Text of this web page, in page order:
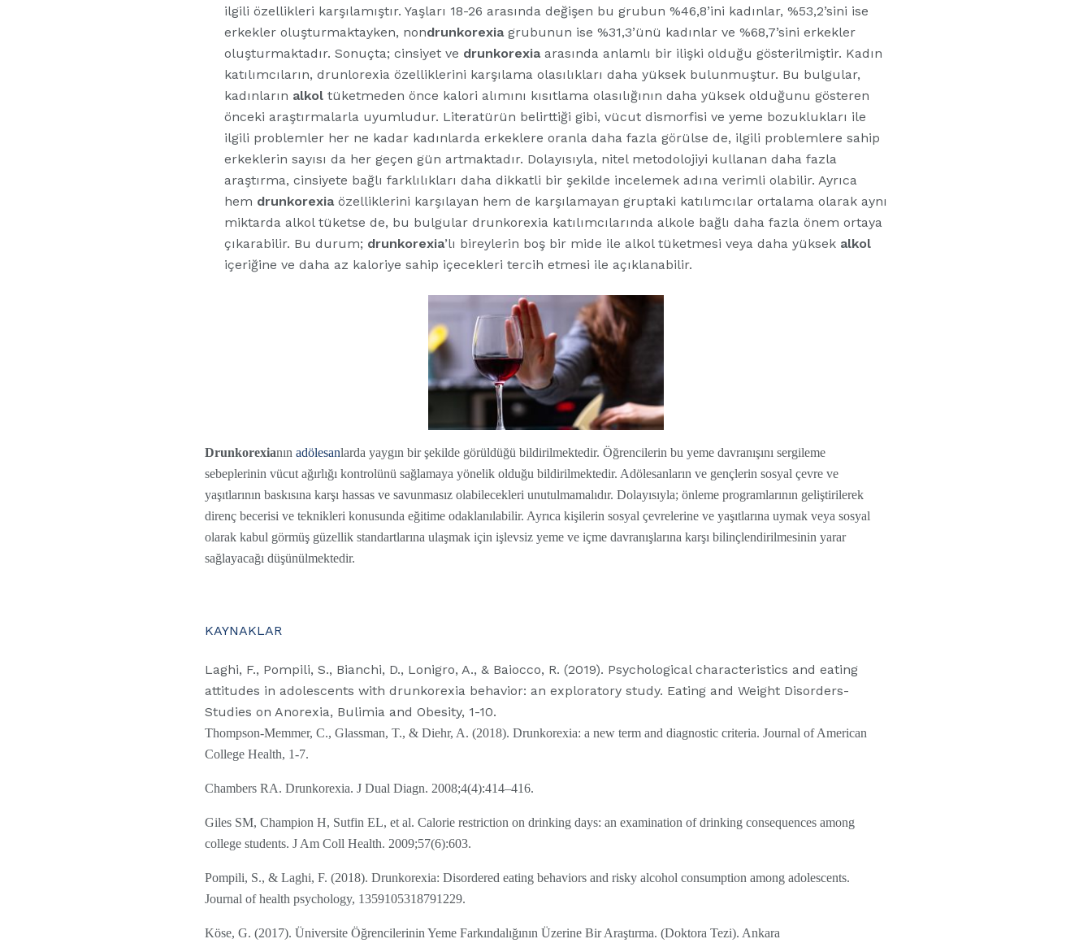
ilgili özellikleri karşılamıştır. Yaşları 18-26 arasında değişen bu grubun %46,8’ini kadınlar, %53,2’sini ise
erkekler oluşturmaktayken, nondrunkorexiagrubunun ise %31,3’ünü kadınlar ve %68,7’sini erkekler
oluşturmaktadır. Sonuçta; cinsiyet ve drunkorexiaarasında anlamlı bir ilişki olduğu gösterilmiştir. Kadın
katılımcıların, drunlorexia özelliklerini karşılama olasılıkları daha yüksek bulunmuştur. Bu bulgular,
kadınların alkol tüketmeden önce kalori alımını kısıtlama olasılığının daha yüksek olduğunu gösteren
önceki araştırmalarla uyumludur. Literatürün belirttiği gibi, vücut dismorfisi ve yeme bozuklukları ile
ilgili problemler her ne kadar kadınlarda erkeklere oranla daha fazla görülse de, ilgili problemlere sahip
erkeklerin sayısı da her geçen gün artmaktadır. Dolayısıyla, nitel metodolojiyi kullanan daha fazla
araştırma, cinsiyete bağlı farklılıkları daha dikkatli bir şekilde incelemek adına verimli olabilir. Ayrıca
hem drunkorexiaözelliklerini karşılayan hem de karşılamayan gruptaki katılımcılar ortalama olarak aynı
miktarda alkol tüketse de, bu bulgular drunkorexia katılımcılarında alkole bağlı daha fazla önem ortaya
çıkarabilir. Bu durum; drunkorexia’lı bireylerin boş bir mide ile alkol tüketmesi veya daha yüksek alkol
içeriğine ve daha az kaloriye sahip içecekleri tercih etmesi ile açıklanabilir.
Drunkorexianın adölesanlarda yaygın bir şekilde görüldüğü bildirilmektedir. Öğrencilerin bu yeme davranışını sergileme
sebeplerinin vücut ağırlığı kontrolünü sağlamaya yönelik olduğu bildirilmektedir. Adölesanların ve gençlerin sosyal çevre ve
yaşıtlarının baskısına karşı hassas ve savunmasız olabilecekleri unutulmamalıdır. Dolayısıyla; önleme programlarının geliştirilerek
direnç becerisi ve teknikleri konusunda eğitime odaklanılabilir. Ayrıca kişilerin sosyal çevrelerine ve yaşıtlarına uymak veya sosyal
olarak kabul görmüş güzellik standartlarına ulaşmak için işlevsiz yeme ve içme davranışlarına karşı bilinçlendirilmesinin yarar
sağlayacağı düşünülmektedir.
KAYNAKLAR
Laghi, F., Pompili, S., Bianchi, D., Lonigro, A., & Baiocco, R. (2019). Psychological characteristics and eating
attitudes in adolescents with drunkorexia behavior: an exploratory study. Eating and Weight Disorders-
Studies on Anorexia, Bulimia and Obesity, 1-10.
Thompson-Memmer, C., Glassman, T., & Diehr, A. (2018). Drunkorexia: a new term and diagnostic criteria. Journal of American
College Health, 1-7.
Chambers RA. Drunkorexia. J Dual Diagn. 2008;4(4):414–416.
Giles SM, Champion H, Sutfin EL, et al. Calorie restriction on drinking days: an examination of drinking consequences among
college students. J Am Coll Health. 2009;57(6):603.
Pompili, S., & Laghi, F. (2018). Drunkorexia: Disordered eating behaviors and risky alcohol consumption among adolescents.
Journal of health psychology, 1359105318791229.
Köse, G. (2017). Üniversite Öğrencilerinin Yeme Farkındalığının Üzerine Bir Araştırma. (Doktora Tezi). Ankara